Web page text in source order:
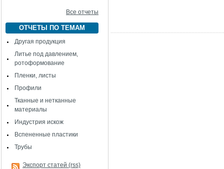
Все отчеты
ОТЧЕТЫ ПО ТЕМАМ
Другая продукция
Литье под давлением,
ротоформование
Пленки, листы
Профили
Тканные и нетканные
материалы
Индустрия искож
Вспененные пластики
Трубы
Экспорт статей (rss)